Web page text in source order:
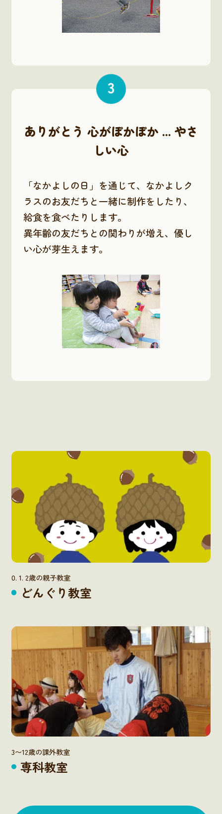
3
ありがとう 心がぽかぽか ... やさ
しい心
「なかよしの日」を通じて、なかよしク
ラスのお友だちと一緒に制作をしたり、
給食を食べたりします。
異年齢の友だちとの関わりが増え、優し
い心が芽生えます。
0. 1. 2歳の親子教室
どんぐり教室
3〜12歳の課外教室
専科教室